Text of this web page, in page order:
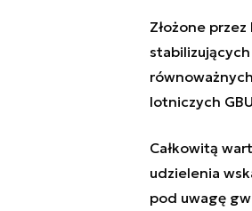
Złożone
lotniczych
Całkowitą
udzielenia
pod uwagę